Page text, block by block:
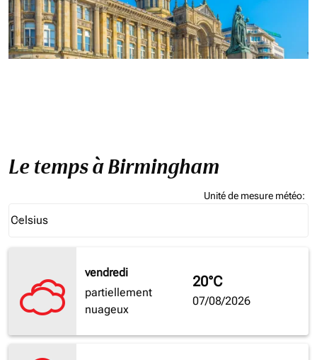
Le temps à Birmingham
Unité de mesure météo:
Celsius
keyboard_arrow_down
vendredi
partiellement
nuageux
20°C
07/08/2026